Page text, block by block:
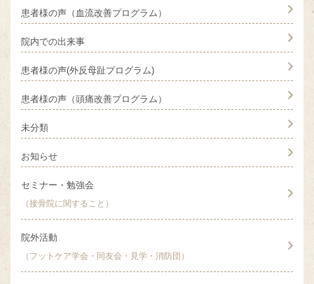
患者様の声（血流改善プログラム）
院内での出来事
患者様の声(外反母趾プログラム)
患者様の声（頭痛改善プログラム）
未分類
お知らせ
セミナー・勉強会
（接骨院に関すること）
院外活動
（フットケア学会・同友会・見学・消防団）